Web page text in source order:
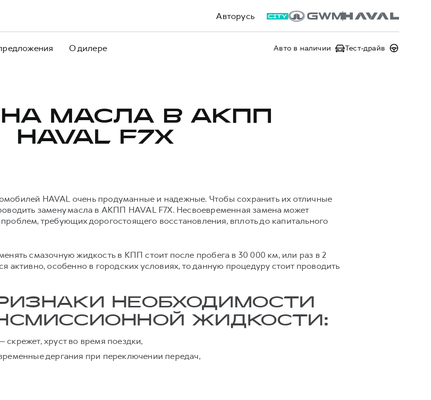
Авторусь
О дилере Авто в наличии Тест-драйв
МАСЛА В АКПП
HAVAL F7X
HAVAL очень продуманные и надежные. Чтобы сохранить их отличные
замену масла в АКПП HAVAL F7X. Несвоевременная замена может
требующих дорогостоящего восстановления, вплоть до капитального
смазочную жидкость в КПП стоит после пробега в 30 000 км, или раз в 2
активно, особенно в городских условиях, то данную процедуру стоит проводить
НЕОБХОДИМОСТИ
ЖИДКОСТИ:
хруст во время поездки,
дергания при переключении передач,